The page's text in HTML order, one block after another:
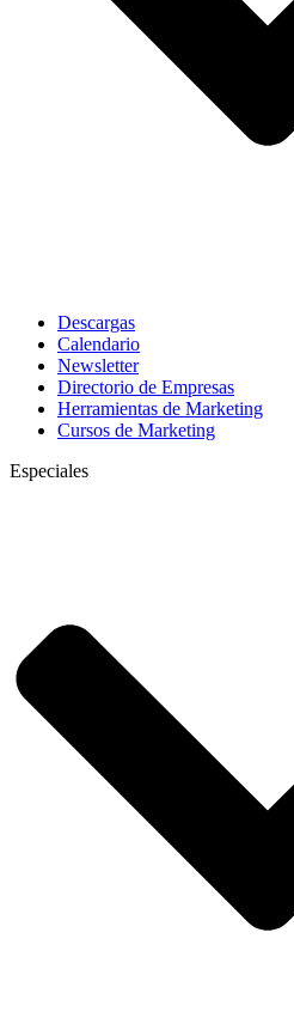
Descargas
Calendario
Newsletter
Directorio de Empresas
Herramientas de Marketing
Cursos de Marketing
Especiales